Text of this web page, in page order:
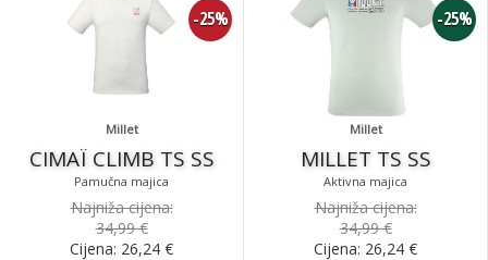
Millet
CIMAÏ CLIMB TS SS
Pamučna majica
-25%
Najniža cijena:
34,99 €
Cijena: 26,24 €
Millet
MILLET TS SS
Aktivna majica
-25%
Najniža cijena:
34,99 €
Cijena: 26,24 €